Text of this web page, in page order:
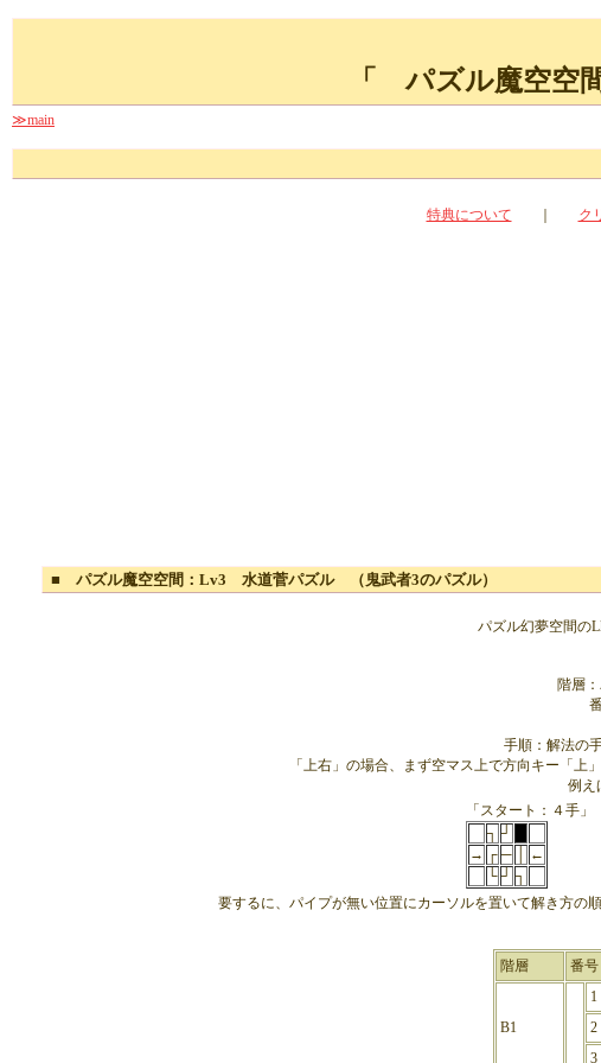
「 パズル魔空空
≫main
特典について ク
■ パズル魔空空間：Lv3 水道菅パズル （鬼武者3のパズル）
パズル幻夢空間の
階層
手順：解法の
「上右」の場合、まず空マス上で方向キー「上
例え
「スタート：４手」
┐ ┘
→ ┌ ─
←
└ ┘ ┐
要するに、パイプが無い位置にカーソルを置いて解き方の
階層 番号
B1
1
2
3